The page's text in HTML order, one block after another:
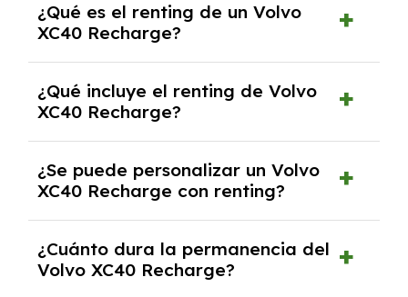
¿Qué es el renting de un Volvo
XC40 Recharge?
contrato de alquiler a largo plazo en el que
pagas una cuota mensual fija por el uso del
coche durante un periodo determinado,
generalmente entre 2 y 5 años.
¿Qué incluye el renting de Volvo
XC40 Recharge?
seguro a todo riesgo, mantenimiento,
reparaciones, impuestos, asistencia en
carretera y gestión de la documentación.
¿Se puede personalizar un Volvo
XC40 Recharge con renting?
opciones y equipamiento adicional, siempre y
cuando lo pactes con la empresa de renting.
¿Cuánto dura la permanencia del
Volvo XC40 Recharge?